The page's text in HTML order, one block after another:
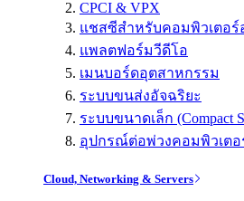
CPCI & VPX
แชสซีสำหรับคอมพิวเตอร์
แพลตฟอร์มวีดีโอ
เมนบอร์ดอุตสาหกรรม
ระบบขนส่งอัจฉริยะ
ระบบขนาดเล็ก (Compact
อุปกรณ์ต่อพ่วงคอมพิวเต
Cloud, Networking & Servers